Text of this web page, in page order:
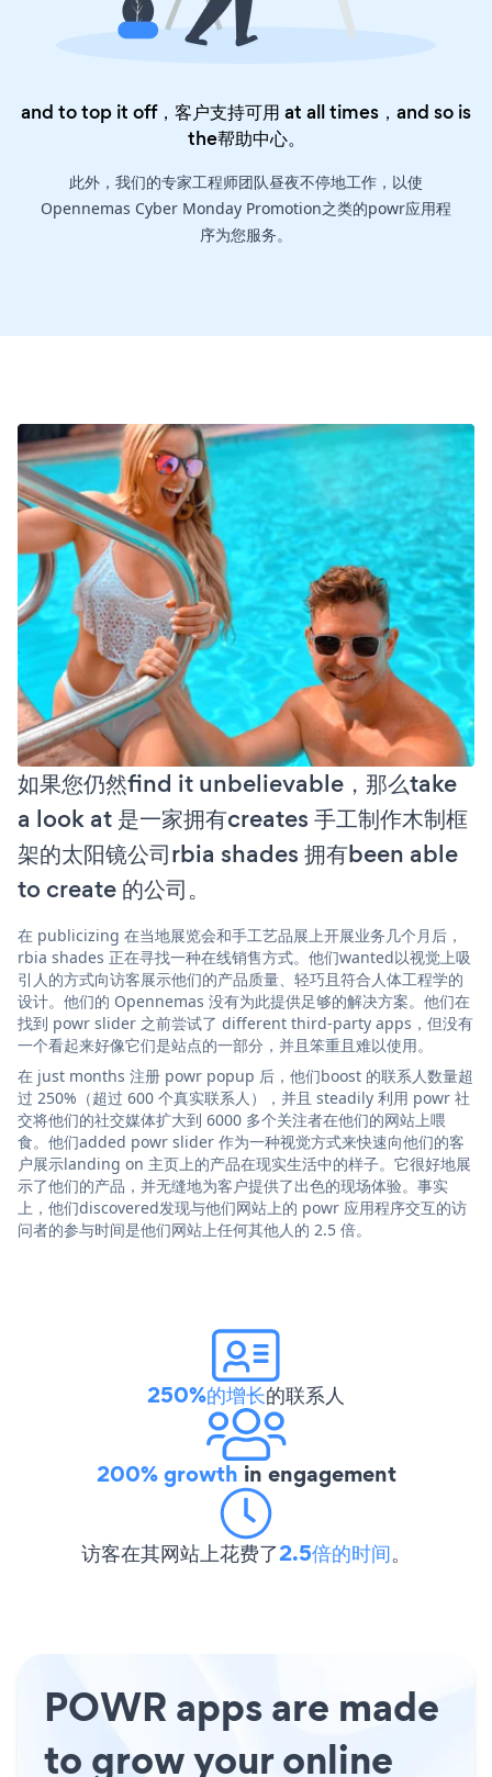
and to top it off，客户支持可用 at all times，and so is
the帮助中心。
此外，我们的专家工程师团队昼夜不停地工作，以使
Opennemas Cyber Monday Promotion之类的powr应用程
序为您服务。
如果您仍然find it unbelievable，那么take
a look at 是一家拥有creates 手工制作木制框
架的太阳镜公司rbia shades 拥有been able
to create 的公司。
在 publicizing 在当地展览会和手工艺品展上开展业务几个月后，
rbia shades 正在寻找一种在线销售方式。他们wanted以视觉上吸
引人的方式向访客展示他们的产品质量、轻巧且符合人体工程学的
设计。他们的 Opennemas 没有为此提供足够的解决方案。他们在
找到 powr slider 之前尝试了 different third-party apps，但没有
一个看起来好像它们是站点的一部分，并且笨重且难以使用。
在 just months 注册 powr popup 后，他们boost 的联系人数量超
过 250%（超过 600 个真实联系人），并且 steadily 利用 powr 社
交将他们的社交媒体扩大到 6000 多个关注者在他们的网站上喂
食。他们added powr slider 作为一种视觉方式来快速向他们的客
户展示landing on 主页上的产品在现实生活中的样子。它很好地展
示了他们的产品，并无缝地为客户提供了出色的现场体验。事实
上，他们discovered发现与他们网站上的 powr 应用程序交互的访
问者的参与时间是他们网站上任何其他人的 2.5 倍。
250%的增长的联系人
200% growth in engagement
访客在其网站上花费了2.5倍的时间。
POWR apps are made
to grow your online